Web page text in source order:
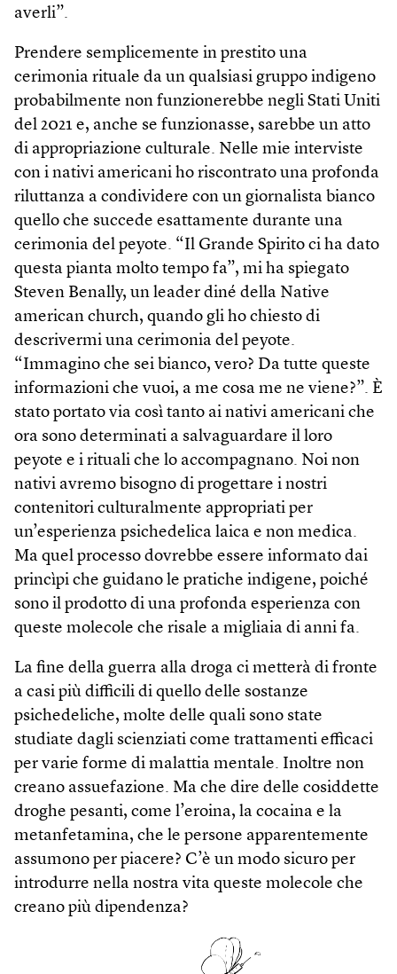
averli”.
Prendere semplicemente in prestito una
cerimonia rituale da un qualsiasi gruppo indigeno
probabilmente non funzionerebbe negli Stati Uniti
del 2021 e, anche se funzionasse, sarebbe un atto
di appropriazione culturale. Nelle mie interviste
con i nativi americani ho riscontrato una profonda
riluttanza a condividere con un giornalista bianco
quello che succede esattamente durante una
cerimonia del peyote. “Il Grande Spirito ci ha dato
questa pianta molto tempo fa”, mi ha spiegato
Steven Benally, un leader diné della Native
american church, quando gli ho chiesto di
descrivermi una cerimonia del peyote.
“Immagino che sei bianco, vero? Da tutte queste
informazioni che vuoi, a me cosa me ne viene?”. È
stato portato via così tanto ai nativi americani che
ora sono determinati a salvaguardare il loro
peyote e i rituali che lo accompagnano. Noi non
nativi avremo bisogno di progettare i nostri
contenitori culturalmente appropriati per
un’esperienza psichedelica laica e non medica.
Ma quel processo dovrebbe essere informato dai
princìpi che guidano le pratiche indigene, poiché
sono il prodotto di una profonda esperienza con
queste molecole che risale a migliaia di anni fa.
La fine della guerra alla droga ci metterà di fronte
a casi più difficili di quello delle sostanze
psichedeliche, molte delle quali sono state
studiate dagli scienziati come trattamenti efficaci
per varie forme di malattia mentale. Inoltre non
creano assuefazione. Ma che dire delle cosiddette
droghe pesanti, come l’eroina, la cocaina e la
metanfetamina, che le persone apparentemente
assumono per piacere? C’è un modo sicuro per
introdurre nella nostra vita queste molecole che
creano più dipendenza?